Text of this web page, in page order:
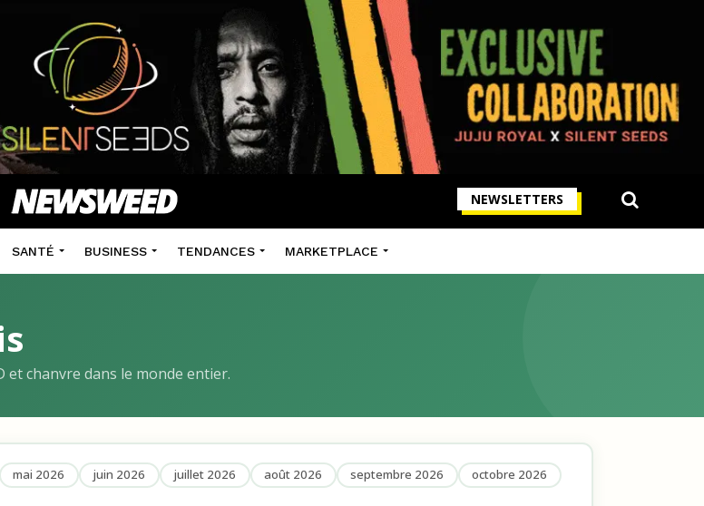
NEWSLETTERS
SANTÉ BUSINESS TENDANCES MARKETPLACE
et chanvre dans le monde entier.
mai 2026 juin 2026 juillet 2026 août 2026 septembre 2026
octobre 2026